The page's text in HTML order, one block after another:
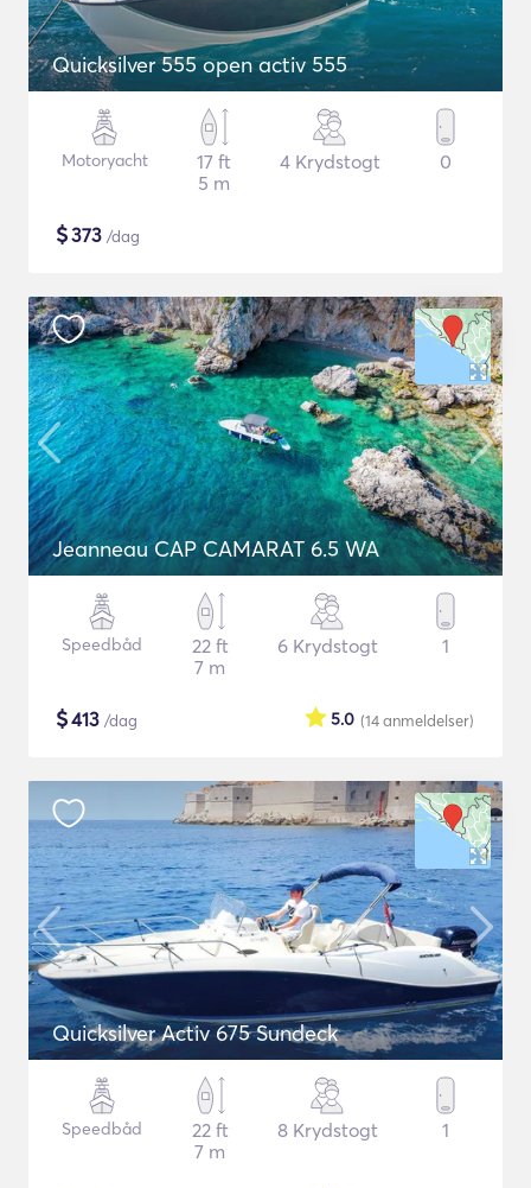
Quicksilver 555 open activ 555
Motoryacht
17 ft
5 m
4 Krydstogt 0
$373 /dag
Jeanneau CAP CAMARAT 6.5 WA
Speedbåd
22 ft
7 m
6 Krydstogt 1
$413 /dag (14anmeldelser)
5.0
Quicksilver Activ 675 Sundeck
Speedbåd
22 ft
7 m
8 Krydstogt 1